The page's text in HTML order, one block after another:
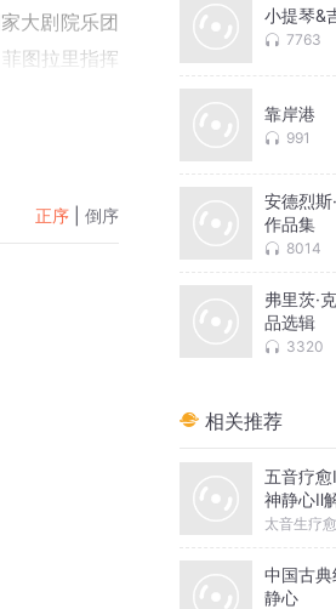
大剧院乐团
图拉里指挥
正序 倒序
小提琴&
7763
靠岸港
991
安德烈斯
作品集
8014
弗里茨·
品选辑
3320
相关推荐
五音疗
神静心Ⅱ
太音生疗愈
中国古
静心